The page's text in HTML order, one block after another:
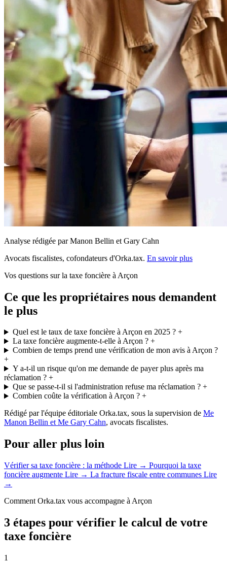
Analyse rédigée par Manon Bellin et Gary Cahn
Avocats fiscalistes, cofondateurs d'Orka.tax. En savoir plus
Vos questions sur la taxe foncière à Arçon
Ce que les propriétaires nous demandent
le plus
Quel est le taux de taxe foncière à Arçon en 2025 ?+
La taxe foncière augmente-t-elle à Arçon ?+
Combien de temps prend une vérification de mon avis à Arçon ?
+
Y a-t-il un risque qu'on me demande de payer plus après ma
réclamation ? +
Que se passe-t-il si l'administration refuse ma réclamation ?+
Combien coûte la vérification à Arçon ?+
Rédigé par l'équipe éditoriale Orka.tax, sous la supervision de Me
Manon Bellin et Me Gary Cahn, avocats fiscalistes.
Pour aller plus loin
Vérifier sa taxe foncière : la méthode Lire → Pourquoi la taxe
foncière augmente Lire → La fracture fiscale entre communes Lire
→
Comment Orka.tax vous accompagne à Arçon
3 étapes pour vérifier le calcul de votre
taxe foncière
1